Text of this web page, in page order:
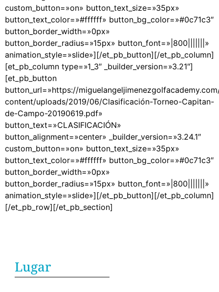
custom_button=»on» button_text_size=»35px»
button_text_color=»#ffffff» button_bg_color=»#0c71c3″
button_border_width=»0px»
button_border_radius=»15px» button_font=»|800|||||||»
animation_style=»slide»][/et_pb_button][/et_pb_column]
[et_pb_column type=»1_3″ _builder_version=»3.21″]
[et_pb_button
button_url=»https://
content/uploads/2019/06/Clasificación-Torneo-Capitan-
de-Campo-20190619.pdf»
button_text=»CLASIFICACIÓN»
button_alignment=»center» _builder_version=»3.24.1″
custom_button=»on» button_text_size=»35px»
button_text_color=»#ffffff» button_bg_color=»#0c71c3″
button_border_width=»0px»
button_border_radius=»15px» button_font=»|800|||||||»
animation_style=»slide»][/et_pb_button][/et_pb_column]
[/et_pb_row][/et_pb_section]
Lugar